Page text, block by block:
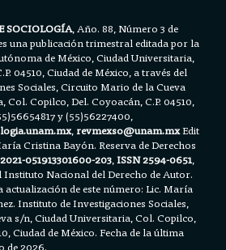
SOCIOLOGÍA, Año. 88, Número 3 de
una publicación trimestral editada por la
de México, Ciudad Universitaria,
04510, Ciudad de México, a través del
Sociales, Circuito Mario de la Cueva
Copilco, Del. Coyoacán, C.P. 04510,
y (55)56227400,
,revmexso@unam.mxEdit
Cristina Bayón. Reserva de Derechos
051913301600-203,ISSN 2594-0651,
Nacional del Derecho de Autor.
actualización de este número: Lic. María
Instituto de Investigaciones Sociales,
s/n, Ciudad Universitaria, Col. Copilco,
Ciudad de México. Fecha de la última
de 2026.